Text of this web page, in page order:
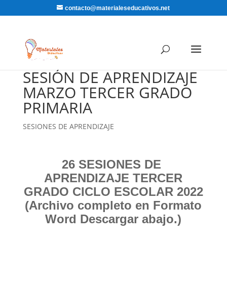
contacto@materialeseducativos.net
SESIÓN DE APRENDIZAJE
MARZO TERCER GRADO
PRIMARIA
SESIONES DE APRENDIZAJE
26 SESIONES DE
APRENDIZAJE TERCER
GRADO CICLO ESCOLAR 2022
(Archivo completo en Formato
Word Descargar abajo.)